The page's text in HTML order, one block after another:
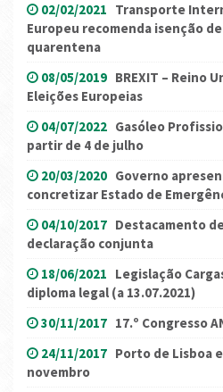
02/02/2021 Transporte
Europeu recomenda isenção
quarentena
08/05/2019 BREXIT – Reino
Eleições Europeias
04/07/2022 Gasóleo
partir de 4 de julho
20/03/2020 Governo
concretizar Estado de
04/10/2017 Destacamento
declaração conjunta
18/06/2021 Legislação
diploma legal (a 13.07.2021)
30/11/2017 17.º Congresso
24/11/2017 Porto de Lisboa
novembro